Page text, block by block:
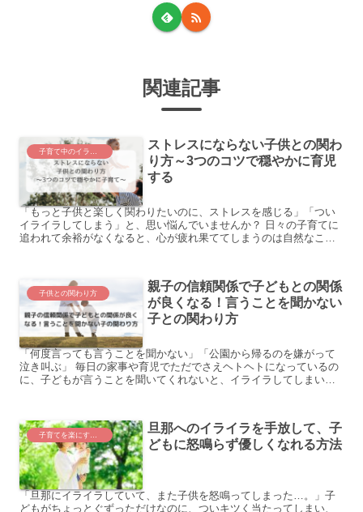
関連記事
ストレスにならない子供との関わ
り方～3つのコツで穏やかに育児
する
「もっと子供と楽しく関わりたいのに、ストレスを感じる」「つい
イライラしてしまう」と、思い悩んでいませんか？ 日々の子育てに
追われて余裕がなくなると、心が疲れ果ててしまうのは自然なこと
子供との関わり方
親子の信頼関係で子どもとの関係
が良くなる！言うことを聞かない
子との関わり方
「何度言っても言うことを聞かない」「公園から帰るのを嫌がって
泣き叫ぶ」 毎日の家事や育児でただでさえヘトヘトになっているの
に、子どもが言うことを聞いてくれないと、イライラしてしまい、
旦那へのイライラを手放して、子
どもに怒鳴らず優しくなれる方法
「旦那にイライラしていて、また子供を怒鳴ってしまった…。」子
どもがちょっとぐずっただけなのに、ついキツく当たってしまい、